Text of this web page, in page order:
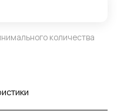
количества